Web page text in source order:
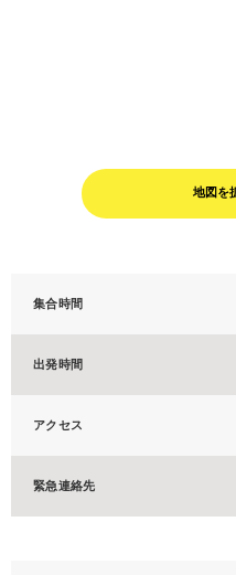
地図を
集合時間
出発時間
アクセス
緊急連絡先